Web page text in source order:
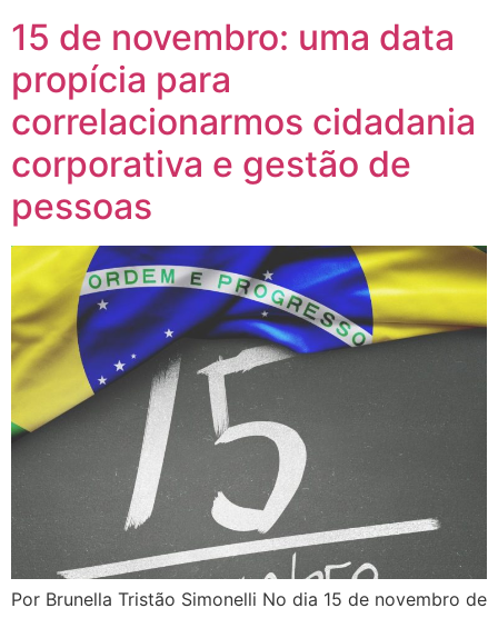
15 de novembro: uma data
propícia para
correlacionarmos cidadania
corporativa e gestão de
pessoas
Por Brunella Tristão Simonelli No dia 15 de novembro de